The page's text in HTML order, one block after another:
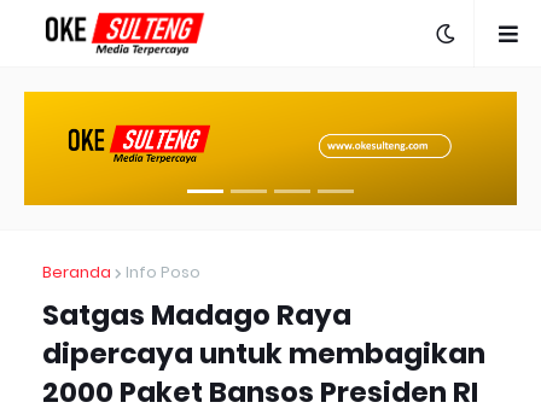
Beranda Info Poso
Satgas Madago Raya
dipercaya untuk membagikan
2000 Paket Bansos Presiden RI